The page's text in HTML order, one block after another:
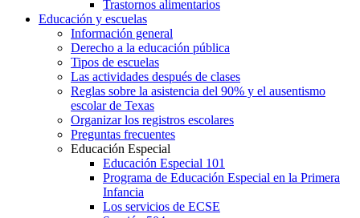
Trastornos alimentarios
Educación y escuelas
Información general
Derecho a la educación pública
Tipos de escuelas
Las actividades después de clases
Reglas sobre la asistencia del 90% y el ausentismo
escolar de Texas
Organizar los registros escolares
Preguntas frecuentes
Educación Especial
Educación Especial 101
Programa de Educación Especial en la Primera
Infancia
Los servicios de ECSE